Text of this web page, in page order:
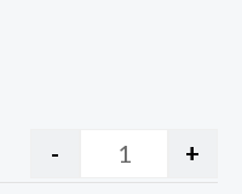
- +